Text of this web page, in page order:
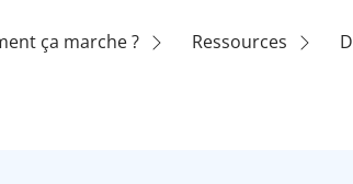
ça marche ? Ressources